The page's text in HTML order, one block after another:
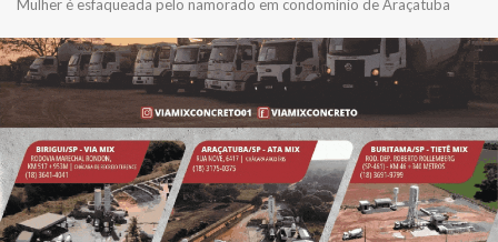
Mulher é esfaqueada pelo namorado em condomínio de Araçatuba